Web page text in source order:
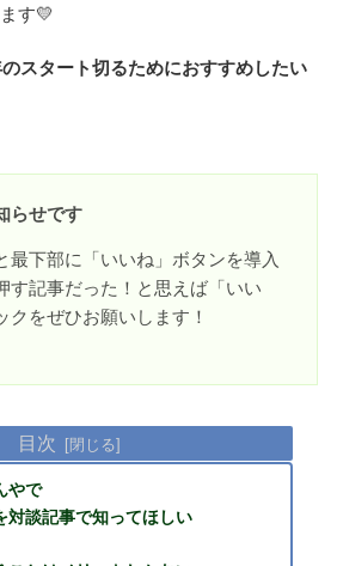
す💛
スタート切るためにおすすめしたい
らせです
最下部に「いいね」ボタンを導入
す記事だった！と思えば「いい
クをぜひお願いします！
目次
やで
対談記事で知ってほしい